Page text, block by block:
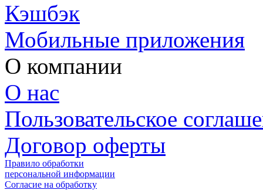
Кэшбэк
Мобильные приложения
О компании
О нас
Пользовательское
Договор оферты
Правило обработки
персональной информации
Согласие на обработку